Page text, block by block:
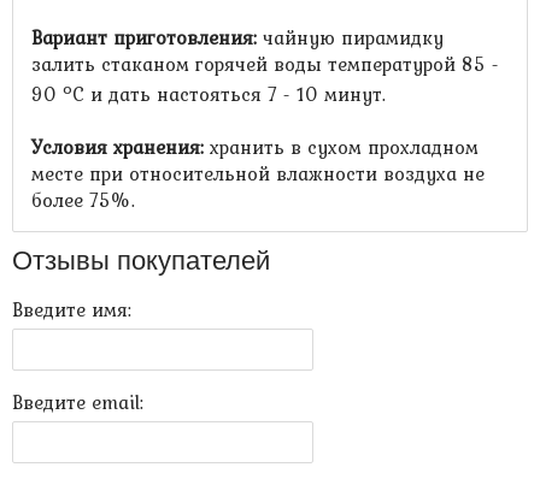
Вариант приготовления: чайную пирамидку
залить стаканом горячей воды температурой 85 -
90 оС и дать настояться 7 - 10 минут.
Условия хранения: хранить в сухом прохладном
месте при относительной влажности воздуха не
более 75%.
Отзывы покупателей
Введите имя:
Введите email: